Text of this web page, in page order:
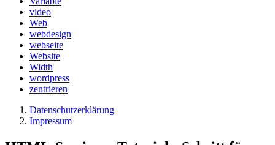
video
Web
webdesign
webseite
Website
Width
wordpress
zentrieren
Datenschutzerklärung
Impressum